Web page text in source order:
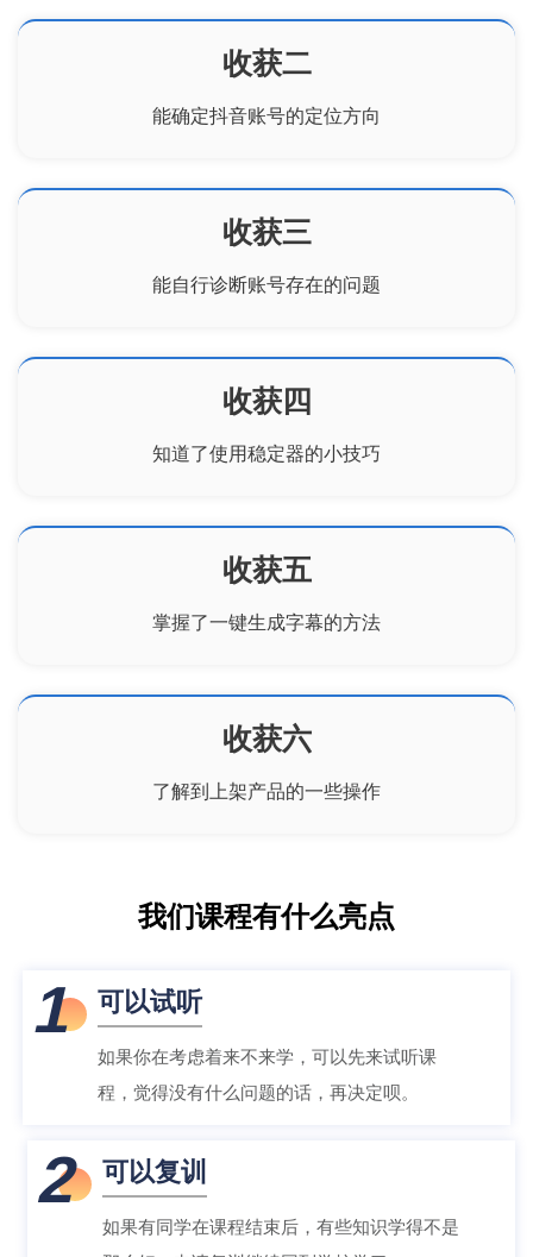
收获二
能确定抖音账号的定位方向
收获三
能自行诊断账号存在的问题
收获四
知道了使用稳定器的小技巧
收获五
掌握了一键生成字幕的方法
收获六
了解到上架产品的一些操作
我们课程有什么亮点
1 可以试听
如果你在考虑着来不来学，可以先来试听课
程，觉得没有什么问题的话，再决定呗。
2 可以复训
如果有同学在课程结束后，有些知识学得不是